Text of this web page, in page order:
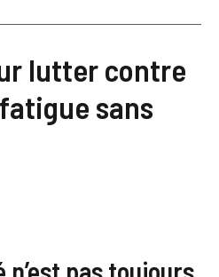
lutter contre
sans